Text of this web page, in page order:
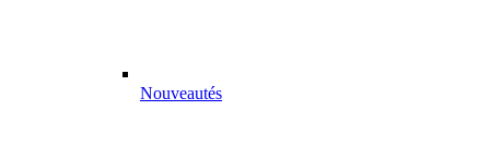
Nouveautés